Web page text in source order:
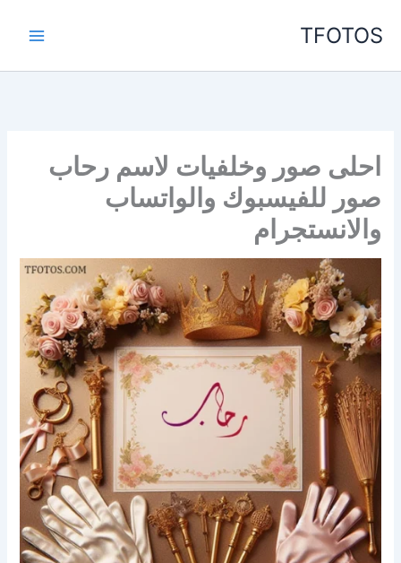
TFOTOS
احلى صور وخلفيات لاسم رحاب
صور للفيسبوك والواتساب
والانستجرام